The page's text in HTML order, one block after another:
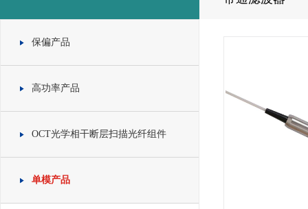
保偏产品
高功率产品
OCT光学相干断层扫描光纤组件
单模产品